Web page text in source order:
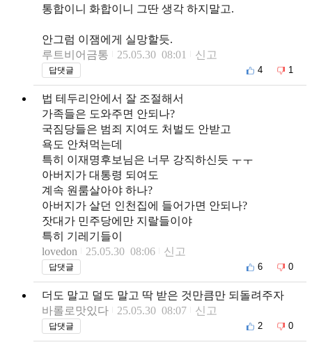
통합이니 화합이니 그딴 생각 하지말고.
안그럼 이잼에게 실망할듯.
루트비어금통
25.05.30 08:01 신고
답댓글 4 1
법 테두리안에서 잘 조절해서
가족들은 도와주면 안되나?
국짐당들은 범죄 지여도 처벌도 안받고
욕도 안쳐먹는데
특히 이재명후보님은 너무 강직하신듯 ㅜㅜ
아버지가 대통령 되여도
계속 원룸살아야 하나?
아버지가 살던 인천집에 들어가면 안되나?
잣대가 민주당에만 지랄들이야
특히 기레기들이
lovedon
25.05.30 08:06 신고
답댓글 6 0
더도 말고 덜도 말고 딱 받은 것만큼만 되돌려주자
바롤로맛있다
25.05.30 08:07 신고
답댓글 2 0